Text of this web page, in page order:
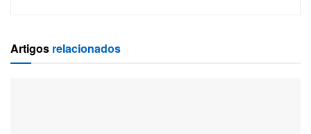
Artigos relacionados